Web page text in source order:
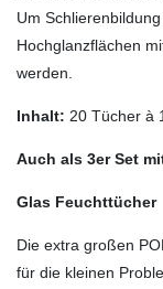
Um
Hochglanzflächen
werden.
Inhalt: 20 Tücher à
Auch als 3er Set
Glas Feuchttücher
Die extra großen
für die kleinen